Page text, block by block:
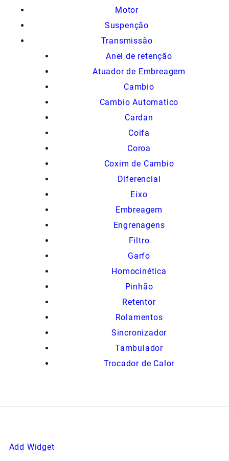
Motor
Suspenção
Transmissão
Anel de retenção
Atuador de Embreagem
Cambio
Cambio Automatico
Cardan
Coifa
Coroa
Coxim de Cambio
Diferencial
Eixo
Embreagem
Engrenagens
Filtro
Garfo
Homocinética
Pinhão
Retentor
Rolamentos
Sincronizador
Tambulador
Trocador de Calor
Add Widget